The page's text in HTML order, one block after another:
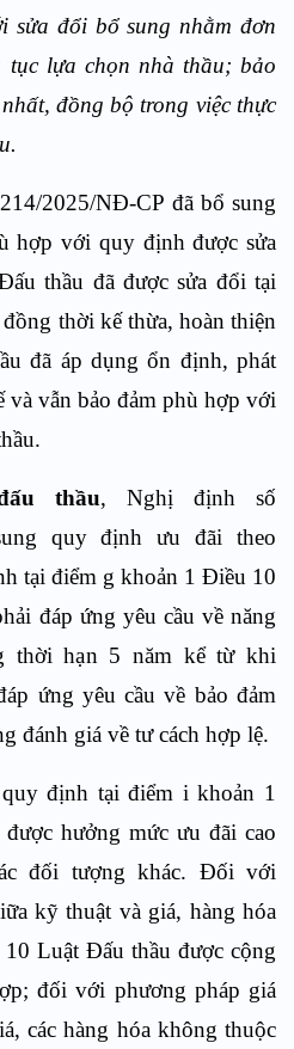
sửa đổi bổ sung nhằm đơn
lựa chọn nhà thầu; bảo
đồng bộ trong việc thực
2025/NĐ-CP đã bổ sung
hợp với quy định được sửa
thầu đã được sửa đổi tại
thời kế thừa, hoàn thiện
đã áp dụng ổn định, phát
và vẫn bảo đảm phù hợp với
thầu, Nghị định số
quy định ưu đãi theo
tại điểm g khoản 1 Điều 10
đáp ứng yêu cầu về năng
thời hạn 5 năm kể từ khi
ứng yêu cầu về bảo đảm
đánh giá về tư cách hợp lệ.
định tại điểm i khoản 1
hưởng mức ưu đãi cao
đối tượng khác. Đối với
kỹ thuật và giá, hàng hóa
Luật Đấu thầu được cộng
đối với phương pháp giá
các hàng hóa không thuộc